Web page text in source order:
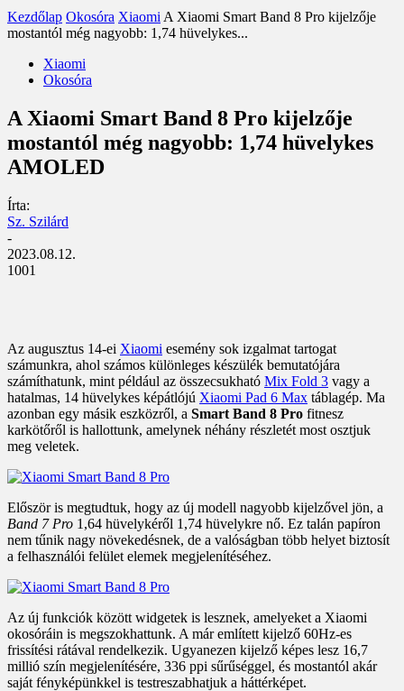
Kezdőlap Okosóra Xiaomi A Xiaomi Smart Band 8 Pro kijelzője
mostantól még nagyobb: 1,74 hüvelykes...
Xiaomi
Okosóra
A Xiaomi Smart Band 8 Pro kijelzője
mostantól még nagyobb: 1,74 hüvelykes
AMOLED
Írta:
Sz. Szilárd
-
2023.08.12.
1001
Az augusztus 14-ei Xiaomi esemény sok izgalmat tartogat
számunkra, ahol számos különleges készülék bemutatójára
számíthatunk, mint például az összecsukható Mix Fold 3 vagy a
hatalmas, 14 hüvelykes képátlójú Xiaomi Pad 6 Max táblagép. Ma
azonban egy másik eszközről, a Smart Band 8 Pro fitnesz
karkötőről is hallottunk, amelynek néhány részletét most osztjuk
meg veletek.
Először is megtudtuk, hogy az új modell nagyobb kijelzővel jön, a
Band 7 Pro 1,64 hüvelykéről 1,74 hüvelykre nő. Ez talán papíron
nem tűnik nagy növekedésnek, de a valóságban több helyet biztosít
a felhasználói felület elemek megjelenítéséhez.
Az új funkciók között widgetek is lesznek, amelyeket a Xiaomi
okosóráin is megszokhattunk. A már említett kijelző 60Hz-es
frissítési rátával rendelkezik. Ugyanezen kijelző képes lesz 16,7
millió szín megjelenítésére, 336 ppi sűrűséggel, és mostantól akár
saját fényképünkkel is testreszabhatjuk a háttérképet.